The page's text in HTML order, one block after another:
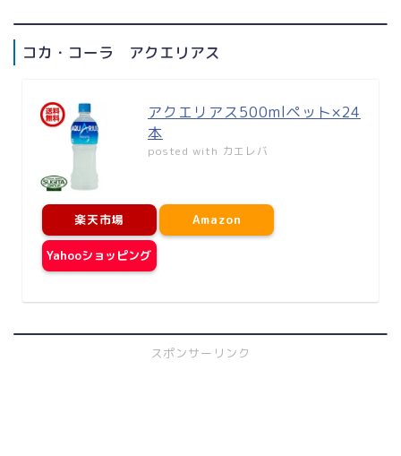
コカ・コーラ アクエリアス
アクエリアス500mlペット×24
本
posted with カエレバ
楽天市場 Amazon
Yahooショッピング
スポンサーリンク